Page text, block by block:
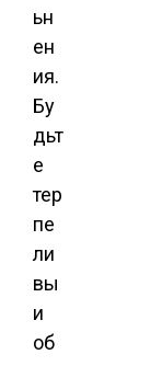
ьн
ен
ия.
Бу
дьт
е
тер
пе
ли
вы
и
об